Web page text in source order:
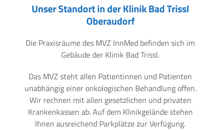
Unser Standort in der Klinik Bad Trissl
Oberaudorf
Die Praxisräume des MVZ InnMed befinden sich im
Gebäude der Klinik Bad Trissl.
Das MVZ steht allen Patientinnen und Patienten
unabhängig einer onkologischen Behandlung offen.
Wir rechnen mit allen gesetzlichen und privaten
Krankenkassen ab. Auf dem Klinikgelände stehen
Ihnen ausreichend Parkplätze zur Verfügung.